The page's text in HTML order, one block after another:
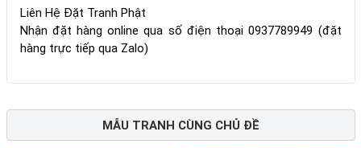
Liên Hệ Đặt Tranh Phật
Nhận đặt hàng online qua số điện thoại 0937789949 (đặt
hàng trực tiếp qua Zalo)
MẪU TRANH CÙNG CHỦ ĐỀ